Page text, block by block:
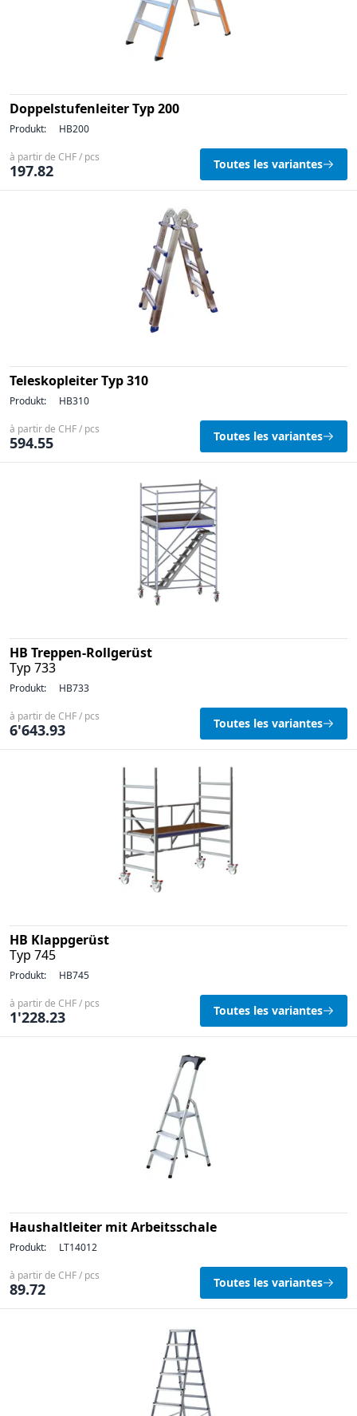
Doppelstufenleiter Typ 200
Produkt: HB200
à partir de CHF / pcs
197.82 Toutes les variantes
Teleskopleiter Typ 310
Produkt: HB310
à partir de CHF / pcs
594.55 Toutes les variantes
HB Treppen-Rollgerüst
Typ 733
Produkt: HB733
à partir de CHF / pcs
6'643.93 Toutes les variantes
HB Klappgerüst
Typ 745
Produkt: HB745
à partir de CHF / pcs
1'228.23 Toutes les variantes
Haushaltleiter mit Arbeitsschale
Produkt: LT14012
à partir de CHF / pcs
89.72 Toutes les variantes